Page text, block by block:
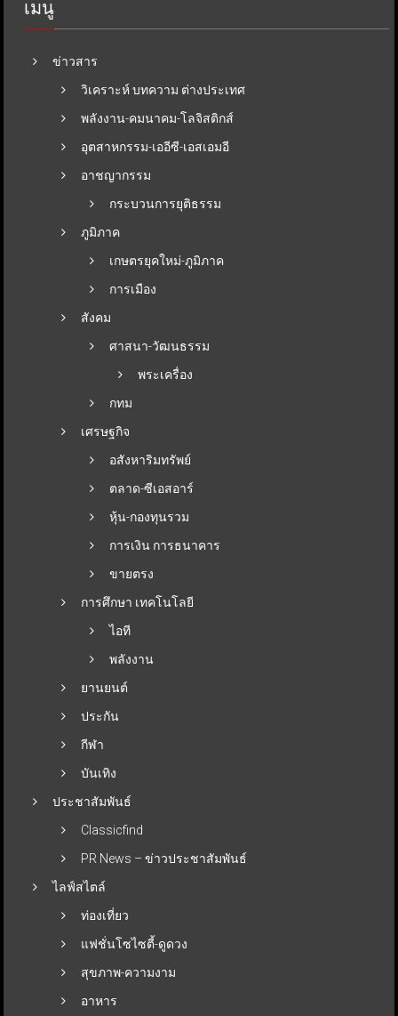
เมนู
ข่าวสาร
วิเคราะห์ บทความ ต่างประเทศ
พลังงาน-คมนาคม-โลจิสติกส์
อุตสาหกรรม-เออีซี-เอสเอมอี
อาชญากรรม
กระบวนการยุติธรรม
ภูมิภาค
เกษตรยุคใหม่-ภูมิภาค
การเมือง
สังคม
ศาสนา-วัฒนธรรม
พระเครื่อง
กทม
เศรษฐกิจ
อสังหาริมทรัพย์
ตลาด-ซีเอสอาร์
หุ้น-กองทุนรวม
การเงิน การธนาคาร
ขายตรง
การศึกษา เทคโนโลยี
ไอที
พลังงาน
ยานยนต์
ประกัน
กีฬา
บันเทิง
ประชาสัมพันธ์
Classicfind
PR News – ข่าวประชาสัมพันธ์
ไลฟ์สไตล์
ท่องเที่ยว
แฟชั่นโซไซตี้-ดูดวง
สุขภาพ-ความงาม
อาหาร